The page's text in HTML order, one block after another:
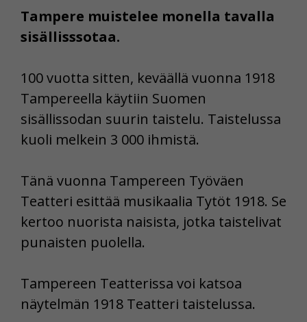
Tampere muistelee monella tavalla
sisällisssotaa.
100 vuotta sitten, keväällä vuonna 1918
Tampereella käytiin Suomen
sisällissodan suurin taistelu. Taistelussa
kuoli melkein 3 000 ihmistä.
Tänä vuonna Tampereen Työväen
Teatteri esittää musikaalia Tytöt 1918. Se
kertoo nuorista naisista, jotka taistelivat
punaisten puolella.
Tampereen Teatterissa voi katsoa
näytelmän 1918 Teatteri taistelussa.